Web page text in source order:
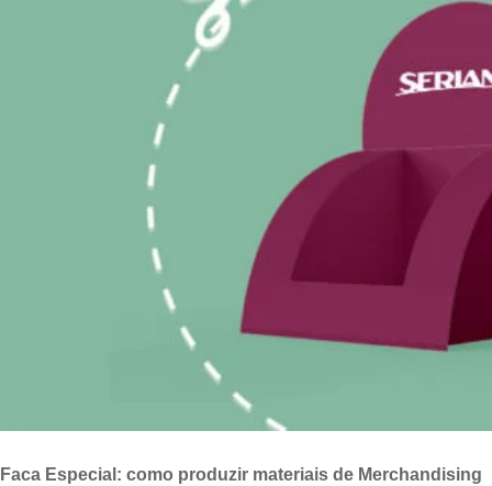
Faca Especial: como produzir materiais de Merchandising